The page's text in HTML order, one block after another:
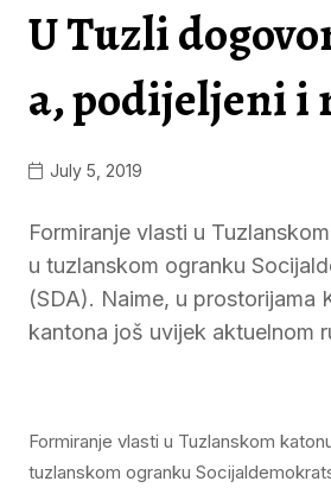
U Tuzli
a, podijeljeni i
July 5, 2019
Formiranje vlasti u
u tuzlanskom ogranku
(SDA). Naime, u prostorijama
kantona još uvijek aktuelnom
Formiranje vlasti u Tuzlanskom
tuzlanskom ogranku